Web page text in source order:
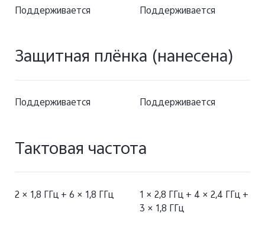
Поддерживается Поддерживается
Защитная плёнка (нанесена)
Поддерживается Поддерживается
Тактовая частота
2 × 1,8 ГГц + 6 × 1,8 ГГц
1 × 2,8 ГГц + 4 × 2,4 ГГц +
3 × 1,8 ГГц